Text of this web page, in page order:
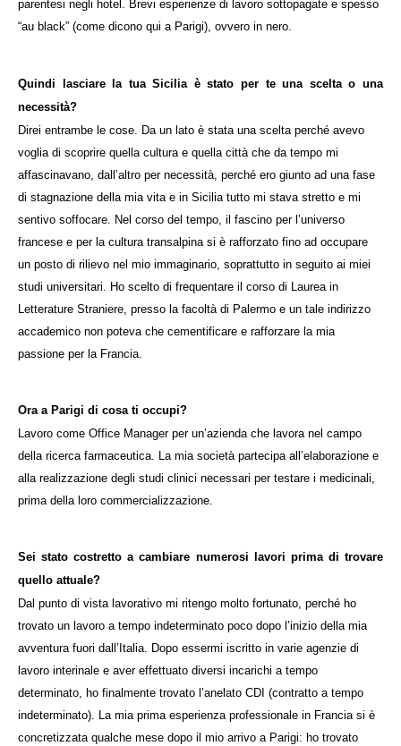
parentesi negli hotel. Brevi esperienze di lavoro sottopagate e spesso
“au black” (come dicono qui a Parigi), ovvero in nero.
Quindi lasciare la tua Sicilia è stato per te una scelta o una
necessità?
Direi entrambe le cose. Da un lato è stata una scelta perché avevo
voglia di scoprire quella cultura e quella città che da tempo mi
affascinavano, dall’altro per necessità, perché ero giunto ad una fase
di stagnazione della mia vita e in Sicilia tutto mi stava stretto e mi
sentivo soffocare. Nel corso del tempo, il fascino per l’universo
francese e per la cultura transalpina si è rafforzato fino ad occupare
un posto di rilievo nel mio immaginario, soprattutto in seguito ai miei
studi universitari. Ho scelto di frequentare il corso di Laurea in
Letterature Straniere, presso la facoltà di Palermo e un tale indirizzo
accademico non poteva che cementificare e rafforzare la mia
passione per la Francia.
Ora a Parigi di cosa ti occupi?
Lavoro come Office Manager per un’azienda che lavora nel campo
della ricerca farmaceutica. La mia società partecipa all’elaborazione e
alla realizzazione degli studi clinici necessari per testare i medicinali,
prima della loro commercializzazione.
Sei stato costretto a cambiare numerosi lavori prima di trovare
quello attuale?
Dal punto di vista lavorativo mi ritengo molto fortunato, perché ho
trovato un lavoro a tempo indeterminato poco dopo l’inizio della mia
avventura fuori dall’Italia. Dopo essermi iscritto in varie agenzie di
lavoro interinale e aver effettuato diversi incarichi a tempo
determinato, ho finalmente trovato l’anelato CDI (contratto a tempo
indeterminato). La mia prima esperienza professionale in Francia si è
concretizzata qualche mese dopo il mio arrivo a Parigi: ho trovato